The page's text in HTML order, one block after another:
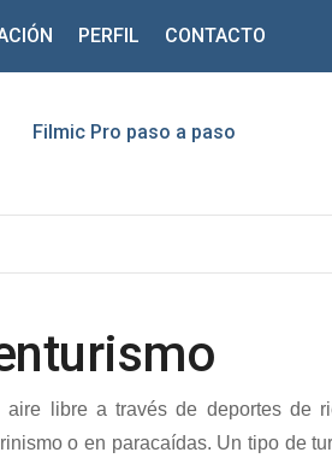
PERFIL CONTACTO
Filmic Pro paso a paso
libre a través de deportes de
o en paracaídas. Un tipo de